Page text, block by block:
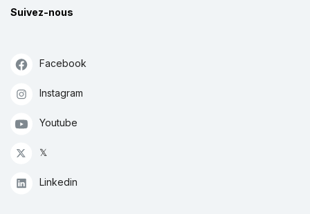
Suivez-nous
Facebook
Instagram
Youtube
𝕏
Linkedin